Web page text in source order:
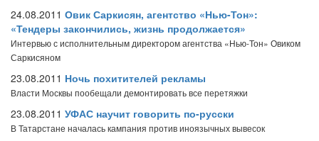
24.08.2011 Овик Саркисян, агентство «Нью-Тон»:
«Тендеры закончились, жизнь продолжается»
Интервью с исполнительным директором агентства «Нью-Тон» Овиком
Саркисяном
23.08.2011 Ночь похитителей рекламы
Власти Москвы пообещали демонтировать все перетяжки
23.08.2011 УФАС научит говорить по-русски
В Татарстане началась кампания против иноязычных вывесок